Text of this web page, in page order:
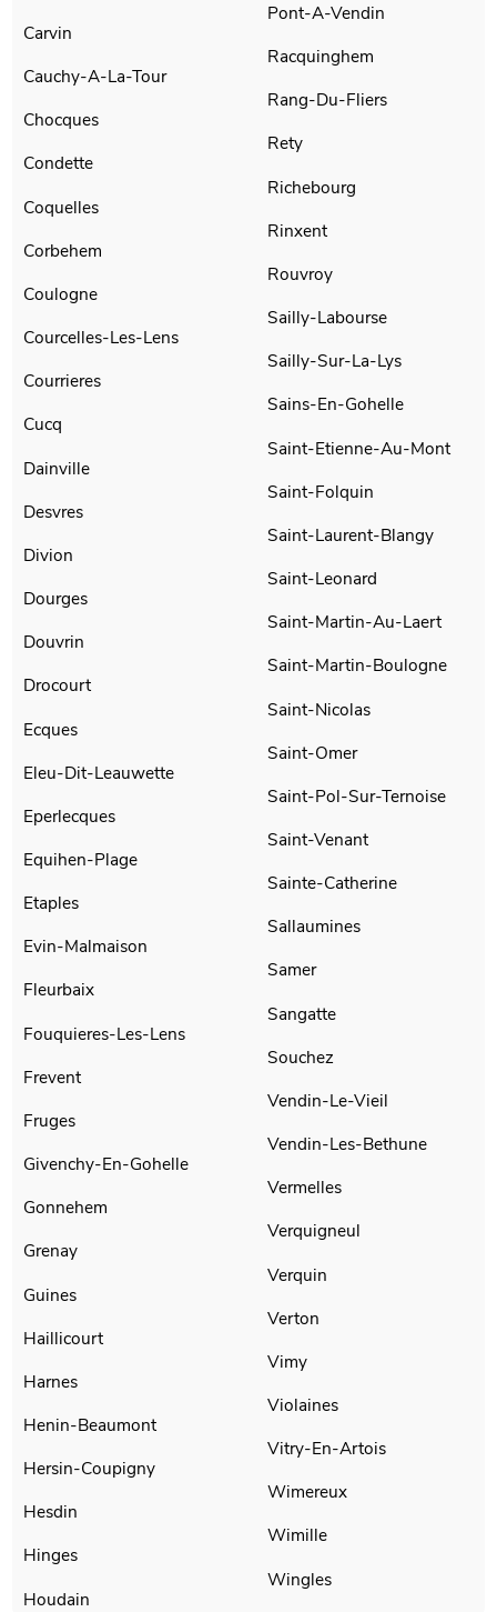
Carvin
Cauchy-A-La-Tour
Chocques
Condette
Coquelles
Corbehem
Coulogne
Courcelles-Les-Lens
Courrieres
Cucq
Dainville
Desvres
Divion
Dourges
Douvrin
Drocourt
Ecques
Eleu-Dit-Leauwette
Eperlecques
Equihen-Plage
Etaples
Evin-Malmaison
Fleurbaix
Fouquieres-Les-Lens
Frevent
Fruges
Givenchy-En-Gohelle
Gonnehem
Grenay
Guines
Haillicourt
Harnes
Henin-Beaumont
Hersin-Coupigny
Hesdin
Hinges
Houdain
Pont-A-Vendin
Racquinghem
Rang-Du-Fliers
Rety
Richebourg
Rinxent
Rouvroy
Sailly-Labourse
Sailly-Sur-La-Lys
Sains-En-Gohelle
Saint-Etienne-Au-Mont
Saint-Folquin
Saint-Laurent-Blangy
Saint-Leonard
Saint-Martin-Au-Laert
Saint-Martin-Boulogne
Saint-Nicolas
Saint-Omer
Saint-Pol-Sur-Ternoise
Saint-Venant
Sainte-Catherine
Sallaumines
Samer
Sangatte
Souchez
Vendin-Le-Vieil
Vendin-Les-Bethune
Vermelles
Verquigneul
Verquin
Verton
Vimy
Violaines
Vitry-En-Artois
Wimereux
Wimille
Wingles